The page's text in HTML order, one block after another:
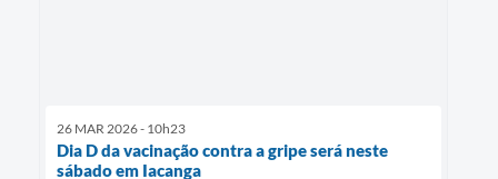
26 MAR 2026 - 10h23
Dia D da vacinação contra a gripe será neste
sábado em Iacanga